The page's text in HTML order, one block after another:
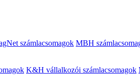
számlacsomagok MBH
K&H vállalkozói számlacsomagok